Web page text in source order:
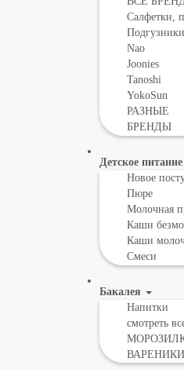
Салфетки,
Nao
Joonies
Tanoshi
YokoSun
РАЗНЫЕ
БРЕНДЫ
Детское питание
Новое
Пюре
Молочная
Каши
Каши
Смеси
Бакалея
Напитки
смотреть